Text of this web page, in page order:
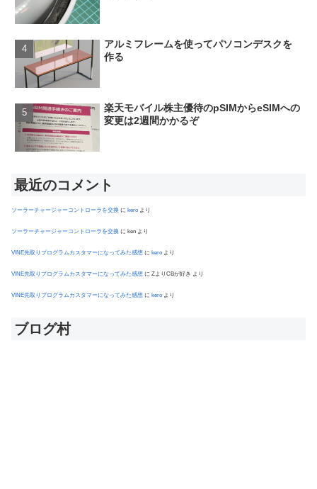
アルミフレームを使ってパソコンデスクを
作る
楽天モバイル株主優待のpSIMからeSIMへの
変更は2週間かかるぞ
最近のコメント
ソーラーチャージャーコントローラを交換 に kero より
ソーラーチャージャーコントローラを交換 に ken より
VINE先取りプログラムカスタマーになってみた感想 に kero より
VINE先取りプログラムカスタマーになってみた感想 に ZよりCBが好き より
VINE先取りプログラムカスタマーになってみた感想 に kero より
ブログ村